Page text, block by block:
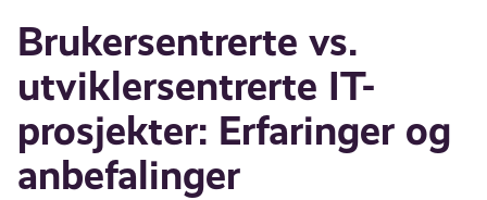
Brukersentrerte vs.
utviklersentrerte IT-
prosjekter: Erfaringer og
anbefalinger